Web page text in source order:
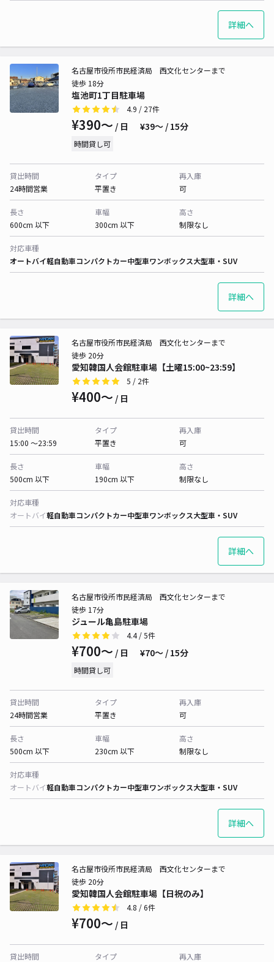
詳細へ
塩池町1丁目駐車場
名古屋市役所市民経済局 西文化センターまで
徒歩 18分
4.9 / 27件
¥390〜 / 日 ¥39〜 / 15分
時間貸し可
貸出時間
24時間営業
タイプ
平置き
再入庫
可
長さ
600cm 以下
車幅
300cm 以下
高さ
制限なし
対応車種
オートバイ軽自動車コンパクトカー中型車ワンボックス大型車・SUV
詳細へ
愛知韓国人会館駐車場【土曜15:00~23:59】
名古屋市役所市民経済局 西文化センターまで
徒歩 20分
5 / 2件
¥400〜 / 日
貸出時間
15:00 〜23:59
タイプ
平置き
再入庫
可
長さ
500cm 以下
車幅
190cm 以下
高さ
制限なし
対応車種
オートバイ軽自動車コンパクトカー中型車ワンボックス大型車・SUV
詳細へ
ジュール亀島駐車場
名古屋市役所市民経済局 西文化センターまで
徒歩 17分
4.4/ 5件
¥700〜 / 日 ¥70〜 / 15分
時間貸し可
貸出時間
24時間営業
タイプ
平置き
再入庫
可
長さ
500cm 以下
車幅
230cm 以下
高さ
制限なし
対応車種
オートバイ軽自動車コンパクトカー中型車ワンボックス大型車・SUV
詳細へ
愛知韓国人会館駐車場【日祝のみ】
名古屋市役所市民経済局 西文化センターまで
徒歩 20分
4.8 / 6件
¥700〜 / 日
貸出時間
タイプ
再入庫